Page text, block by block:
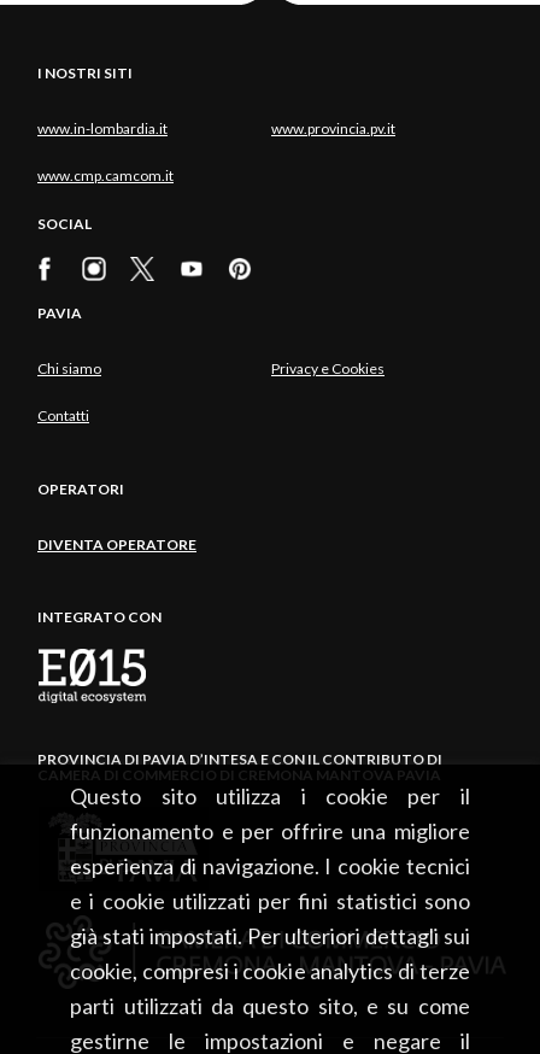
Questo sito utilizza i cookie per il
funzionamento e per offrire una migliore
esperienza di navigazione. I cookie tecnici
e i cookie utilizzati per fini statistici sono
già stati impostati. Per ulteriori dettagli sui
cookie, compresi i cookie analytics di terze
parti utilizzati da questo sito, e su come
gestirne le impostazioni e negare il
I NOSTRI SITI
www.in-lombardia.it www.provincia.pv.it
www.cmp.camcom.it
SOCIAL
PAVIA
Chi siamo Privacy e Cookies
Contatti
OPERATORI
DIVENTA OPERATORE
INTEGRATO CON
PROVINCIA DI PAVIA D’INTESA E CON IL CONTRIBUTO DI
CAMERA DI COMMERCIO DI CREMONA MANTOVA PAVIA